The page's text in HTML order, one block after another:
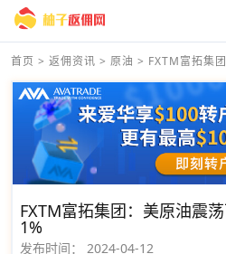
首页 > 返佣资讯 > 原油 > FXTM富拓集
FXTM富拓集团：美原油震
1%
发布时间： 2024-04-12